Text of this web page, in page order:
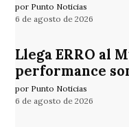
por Punto Noticias
6 de agosto de 2026
Llega ERRO al
performance
por Punto Noticias
6 de agosto de 2026